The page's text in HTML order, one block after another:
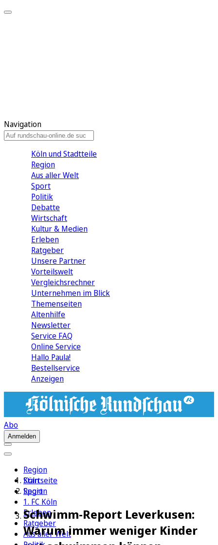
Navigation
Köln und Stadtteile
Region
Aus aller Welt
Sport
Politik
Debatte
Wirtschaft
Kultur & Medien
Erleben
Ratgeber
Unsere Partner
Vorteilswelt
Vergleichsrechner
Unternehmen im Blick
Themenseiten
Altenhilfe
Newsletter
Service FAQ
Online Service
Hallo Paula!
Bestellservice
Anzeigen
Abo
Anmelden
Region
Köln
Sport
1. FC Köln
Erleben
Ratgeber
Aus aller Welt
Startseite
Region
Schwimm-Report Leverkusen:
Warum immer weniger Kinder